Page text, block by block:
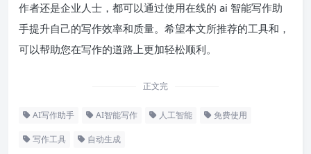
作者还是企业人士，都可以通过使用在线的 ai 智能写作助
手提升自己的写作效率和质量。希望本文所推荐的工具和，
可以帮助您在写作的道路上更加轻松顺利。
正文完
AI写作助手 AI智能写作 人工智能 免费使用
写作工具 自动生成